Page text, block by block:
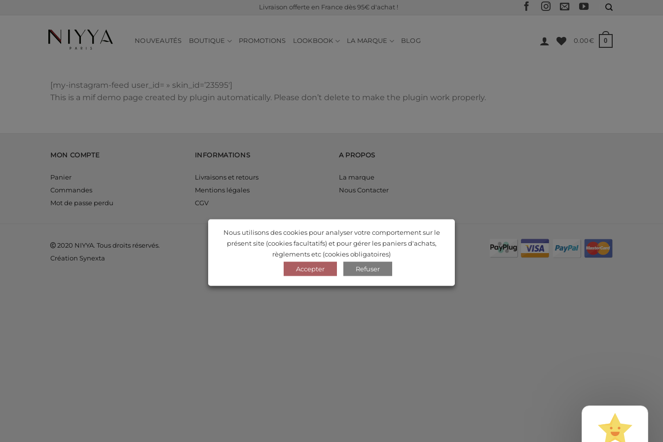
Livraison offerte en France dès 95€ d'achat !
NOUVEAUTÉS BOUTIQUE PROMOTIONS LOOKBOOK LA MARQUE BLOG 0.00€ 0
[my-instagram-feed user_id= » skin_id=’23595′]
This is a mif demo page created by plugin automatically. Please don’t delete to make the plugin work properly.
MON COMPTE
Panier
Commandes
Mot de passe perdu
INFORMATIONS
Livraisons et retours
Mentions légales
CGV
A PROPOS
La marque
Nous Contacter
2020 NIYYA. Tous droits réservés.
Création Synexta
Nous utilisons des cookies pour analyser votre comportement sur le
présent site (cookies facultatifs) et pour gérer les paniers d'achats,
règlements etc (cookies obligatoires)
Accepter
Refuser